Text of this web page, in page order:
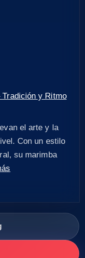
y Ritmo
el arte y la
Con un estilo
su marimba